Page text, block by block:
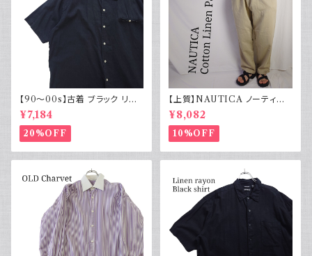
【90～00s】古着 ブラック リネ
ンコットンシャツ 黒 ボックスシ
ルエット
¥7,184
20%OFF
【上質】NAUTICA ノーティカ
コットンリネンパンツ ツータック
¥8,082
10%OFF